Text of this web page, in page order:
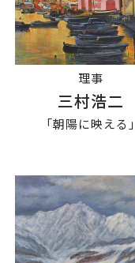
理事
三村浩二
「朝陽に映える」